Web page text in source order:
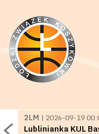
2LM | 2026-09-19
Lublinianka KUL